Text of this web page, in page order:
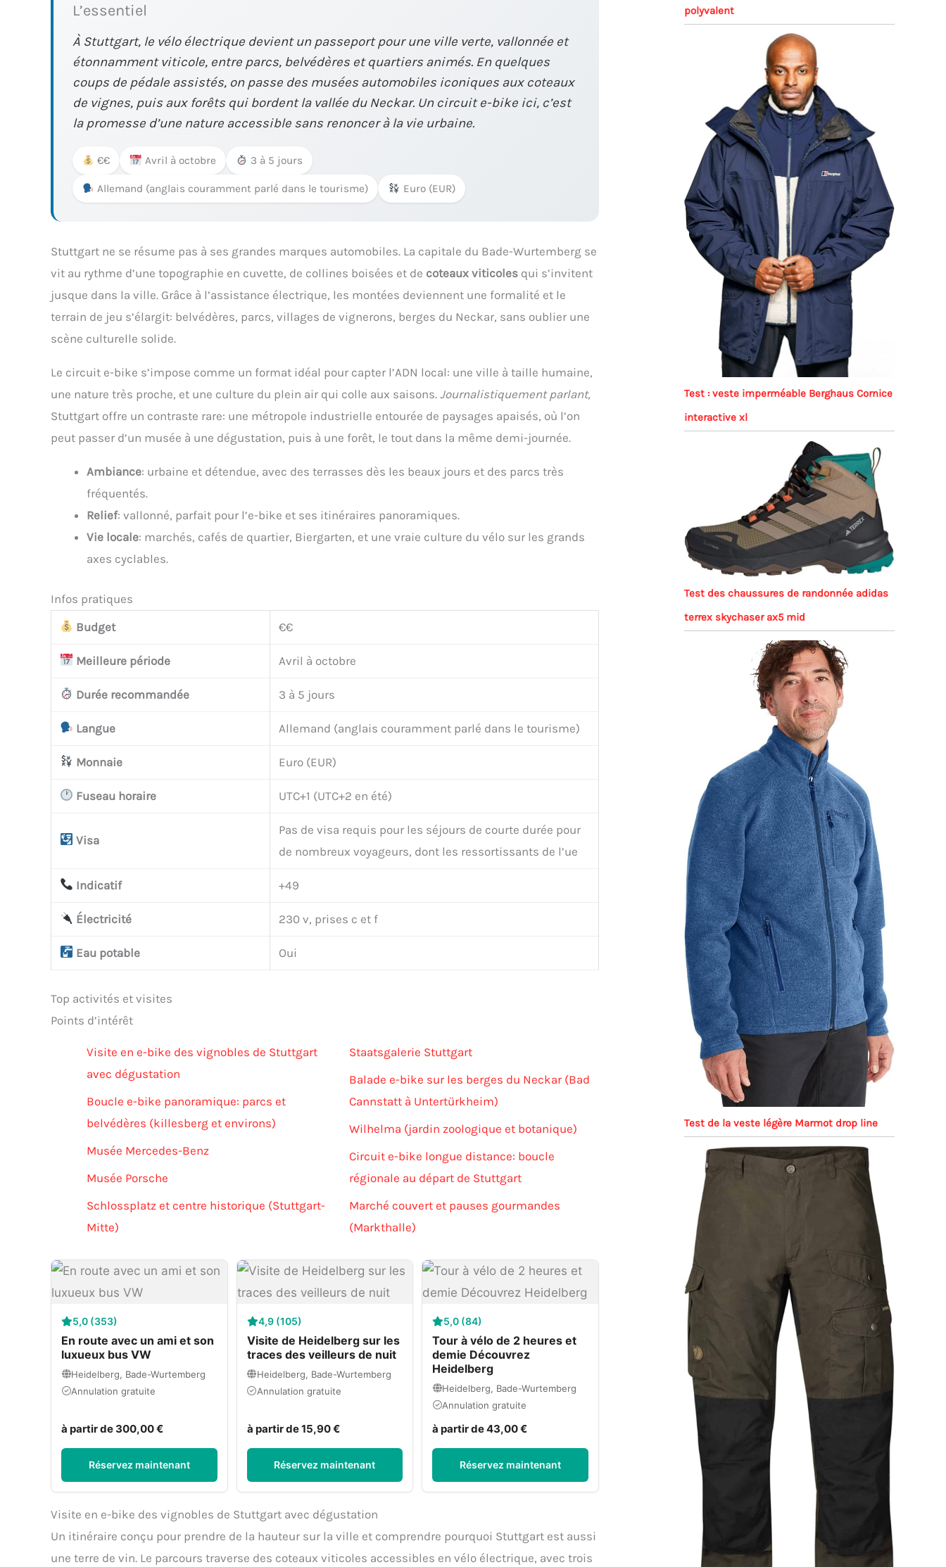
L’essentiel
À Stuttgart, le vélo électrique devient un passeport pour une ville verte, vallonnée et
étonnamment viticole, entre parcs, belvédères et quartiers animés. En quelques
coups de pédale assistés, on passe des musées automobiles iconiques aux coteaux
de vignes, puis aux forêts qui bordent la vallée du Neckar. Un circuit e-bike ici, c’est
la promesse d’une nature accessible sans renoncer à la vie urbaine.
€€ Avril à octobre 3 à 5 jours
Allemand (anglais couramment parlé dans le tourisme) Euro (EUR)
Stuttgart ne se résume pas à ses grandes marques automobiles. La capitale du Bade-Wurtemberg se
vit au rythme d’une topographie en cuvette, de collines boisées et de coteaux viticoles qui s’invitent
jusque dans la ville. Grâce à l’assistance électrique, les montées deviennent une formalité et le
terrain de jeu s’élargit: belvédères, parcs, villages de vignerons, berges du Neckar, sans oublier une
scène culturelle solide.
Le circuit e-bike s’impose comme un format idéal pour capter l’ADN local: une ville à taille humaine,
une nature très proche, et une culture du plein air qui colle aux saisons. Journalistiquement parlant,
Stuttgart offre un contraste rare: une métropole industrielle entourée de paysages apaisés, où l’on
peut passer d’un musée à une dégustation, puis à une forêt, le tout dans la même demi-journée.
Ambiance: urbaine et détendue, avec des terrasses dès les beaux jours et des parcs très
fréquentés.
Relief: vallonné, parfait pour l’e-bike et ses itinéraires panoramiques.
Vie locale: marchés, cafés de quartier, Biergarten, et une vraie culture du vélo sur les grands
axes cyclables.
Infos pratiques
Budget
€€
Meilleure période Avril à octobre
Durée recommandée 3 à 5 jours
Langue Allemand (anglais couramment parlé dans le tourisme)
Monnaie Euro (EUR)
Fuseau horaire UTC+1 (UTC+2 en été)
Visa
Pas de visa requis pour les séjours de courte durée pour
de nombreux voyageurs, dont les ressortissants de l’ue
Indicatif +49
Électricité 230 v, prises c et f
Eau potable Oui
Top activités et visites
Points d’intérêt
Visite en e-bike des vignobles de Stuttgart
avec dégustation
Boucle e-bike panoramique: parcs et
belvédères (killesberg et environs)
Musée Mercedes-Benz
Musée Porsche
Schlossplatz et centre historique (Stuttgart-
Mitte)
Staatsgalerie Stuttgart
Balade e-bike sur les berges du Neckar (Bad
Cannstatt à Untertürkheim)
Wilhelma (jardin zoologique et botanique)
Circuit e-bike longue distance: boucle
régionale au départ de Stuttgart
Marché couvert et pauses gourmandes
(Markthalle)
5,0 (353)
En route avec un ami et son
luxueux bus VW
Heidelberg, Bade-Wurtemberg
Annulation gratuite
à partir de 300,00 €
Réservez maintenant
4,9 (105)
Visite de Heidelberg sur les
traces des veilleurs de nuit
Heidelberg, Bade-Wurtemberg
Annulation gratuite
à partir de 15,90 €
Réservez maintenant
5,0 (84)
Tour à vélo de 2 heures et
demie Découvrez
Heidelberg
Heidelberg, Bade-Wurtemberg
Annulation gratuite
à partir de 43,00 €
Réservez maintenant
Visite en e-bike des vignobles de Stuttgart avec dégustation
Un itinéraire conçu pour prendre de la hauteur sur la ville et comprendre pourquoi Stuttgart est aussi
une terre de vin. Le parcours traverse des coteaux viticoles accessibles en vélo électrique, avec trois
polyvalent
Test : veste imperméable Berghaus Cornice
interactive xl
Test des chaussures de randonnée adidas
terrex skychaser ax5 mid
Test de la veste légère Marmot drop line